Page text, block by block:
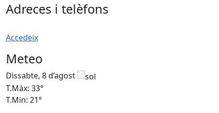
Adreces i telèfons
Accedeix
Meteo
Dissabte, 8 d’agost
T.Màx: 33°
T.Min: 21°